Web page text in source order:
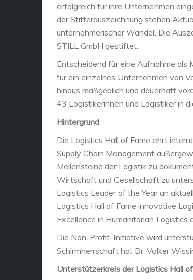
erfolgreich für ihre Unternehmen
der Stifterauszeichnung stehen
unternehmerischer Wandel. Die
STILL GmbH gestiftet.
Entscheidend für eine Aufnahme als
für ein einzelnes Unternehmen von
hinaus maßgeblich und dauerhaft
43 Logistikerinnen und Logistiker in
Hintergrund
Die Logistics Hall of Fame ehrt
Supply Chain Management
Meilensteine der Logistik zu
Wirtschaft und Gesellschaft zu
Logistics Leader of the Year an
Logistics Hall of Fame innovative
Excellence in Humanitarian Logistics
Die Non-Profit-Initiative wird
Schirmherrschaft hat Dr. Volker
Unterstützerkreis der Logistics Hall